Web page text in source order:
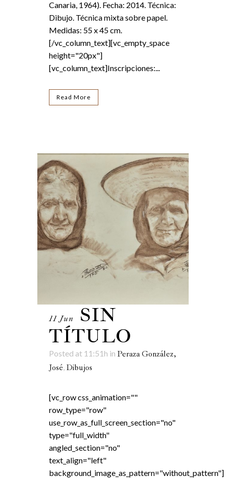
Canaria, 1964). Fecha: 2014. Técnica:
Dibujo. Técnica mixta sobre papel.
Medidas: 55 x 45 cm.
[/vc_column_text][vc_empty_space
height="20px"]
[vc_column_text]Inscripciones:...
Read More
11 Jun
SIN
TÍTULO
Posted at 11:51h in Peraza González,
José, Dibujos
[vc_row css_animation=""
row_type="row"
use_row_as_full_screen_section="no"
type="full_width"
angled_section="no"
text_align="left"
background_image_as_pattern="without_pattern"]